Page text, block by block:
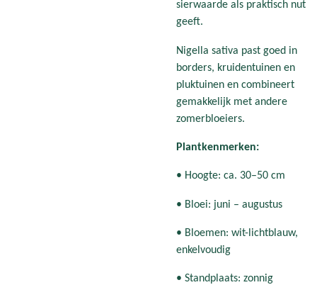
sierwaarde als praktisch nut
geeft.
Nigella sativa past goed in
borders, kruidentuinen en
pluktuinen en combineert
gemakkelijk met andere
zomerbloeiers.
Plantkenmerken:
• Hoogte: ca. 30–50 cm
• Bloei: juni – augustus
• Bloemen: wit-lichtblauw,
enkelvoudig
• Standplaats: zonnig